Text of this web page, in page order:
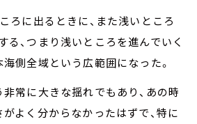
ろに出るときに、また浅いところ
る、つまり浅いところを進んでいく
側全域という広範囲になった。
常に大きな揺れでもあり、あの時
がよく分からなかったはずで、特に